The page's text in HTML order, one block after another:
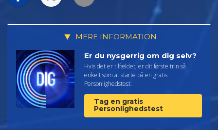
MERE INFORMATION
Er du nysgerrig om dig selv?
Hvis det er tilfældet, er dit første trin så
enkelt som at starte på en gratis
Personlighedstest.
Tag en gratis
Personlighedstest